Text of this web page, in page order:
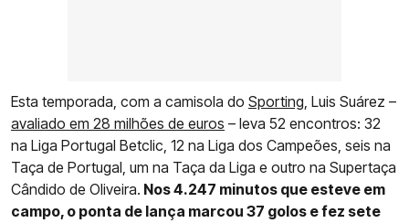
Esta temporada, com a camisola do Sporting, Luis Suárez –
avaliado em 28 milhões de euros – leva 52 encontros: 32
na Liga Portugal Betclic, 12 na Liga dos Campeões, seis na
Taça de Portugal, um na Taça da Liga e outro na Supertaça
Cândido de Oliveira. Nos 4.247 minutos que esteve em
campo, o ponta de lança marcou 37 golos e fez sete